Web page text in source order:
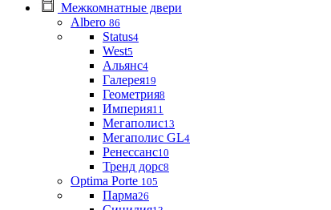
Межкомнатные двери
Albero 86
Status4
West5
Альянс4
Галерея19
Геометрия8
Империя11
Мегаполис13
Мегаполис GL4
Ренессанс10
Тренд дорс8
Optima Porte 105
Парма26